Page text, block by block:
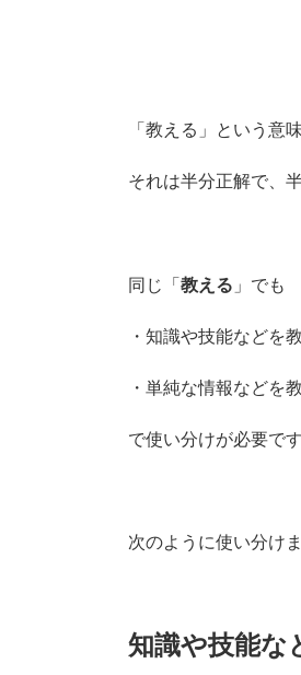
「教える」という意
それは半分正解で、
同じ「 教える 」でも
・知識や技能などを
・単純な情報などを
で使い分けが必要です
次のように使い分け
知識や技能な